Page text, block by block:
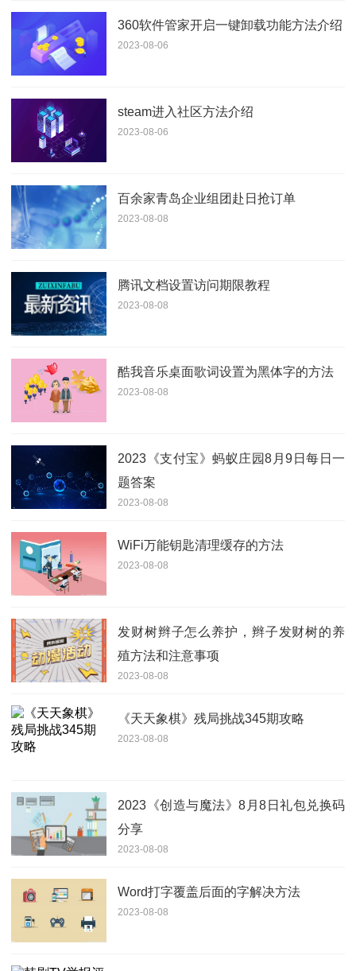
360软件管家开启一键卸载功能方法介绍
2023-08-06
steam进入社区方法介绍
2023-08-06
百余家青岛企业组团赴日抢订单
2023-08-08
腾讯文档设置访问期限教程
2023-08-08
酷我音乐桌面歌词设置为黑体字的方法
2023-08-08
2023《支付宝》蚂蚁庄园8月9日每日一
题答案
2023-08-08
WiFi万能钥匙清理缓存的方法
2023-08-08
发财树辫子怎么养护，辫子发财树的养
殖方法和注意事项
2023-08-08
《天天象棋》残局挑战345期攻略
2023-08-08
2023《创造与魔法》8月8日礼包兑换码
分享
2023-08-08
Word打字覆盖后面的字解决方法
2023-08-08